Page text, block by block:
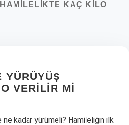
KAÇ KILO
YÜRÜYÜŞ
VERILIR MI
ne kadar yürümeli? Hamileliğin ilk